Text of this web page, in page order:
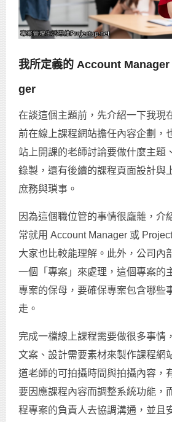
我所定義的 Account
ger
在談這個主題前，先介紹一下我現
前在線上課程網站擔任內容企劃，
站上開課的老師討論要做什麼主題
錄製，還有後續的課程頁面設計與
庶務與瑣事。
因為這個職位管的事情很龐雜，介
常就用 Account Manager 或
大家也比較能理解。此外，公司內
一個「專案」來處理，這個專案的
專案的保母，要確保專案包含哪些
走。
完成一檔線上課程需要做很多事情
文案、設計需要素材來製作課程網
道老師的可拍攝時間與拍攝內容，
要因應課程內容而調整系統功能，
程專案的負責人去協調溝通，並且